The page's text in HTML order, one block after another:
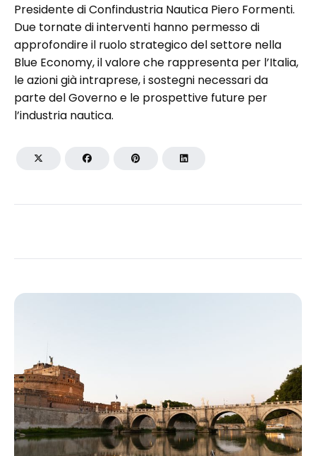
Presidente di Confindustria Nautica Piero Formenti.
Due tornate di interventi hanno permesso di
approfondire il ruolo strategico del settore nella
Blue Economy, il valore che rappresenta per l’Italia,
le azioni già intraprese, i sostegni necessari da
parte del Governo e le prospettive future per
l’industria nautica.